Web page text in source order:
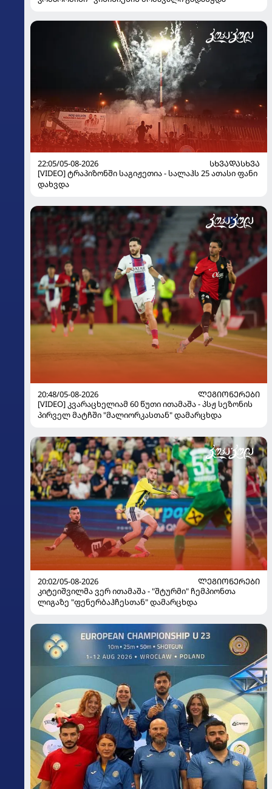
22:05/05-08-2026
ᲡᲮᲕᲐᲓᲐᲡᲮᲕᲐ
[VIDEO] ტრაპიზონში საგიჟეთია - სალაჰს 25 ათასი ფანი
დახვდა
20:48/05-08-2026
ᲚᲔᲒᲘᲝᲜᲔᲠᲔᲑᲘ
[VIDEO] კვარაცხელიამ 60 წუთი ითამაშა - პსჟ სეზონის
პირველ მატჩში "მალიორკასთან" დამარცხდა
20:02/05-08-2026
ᲚᲔᲒᲘᲝᲜᲔᲠᲔᲑᲘ
კიტეიშვილმა ვერ ითამაშა - "შტურმი" ჩემპიონთა
ლიგაზე "ფენერბაჰჩესთან" დამარცხდა